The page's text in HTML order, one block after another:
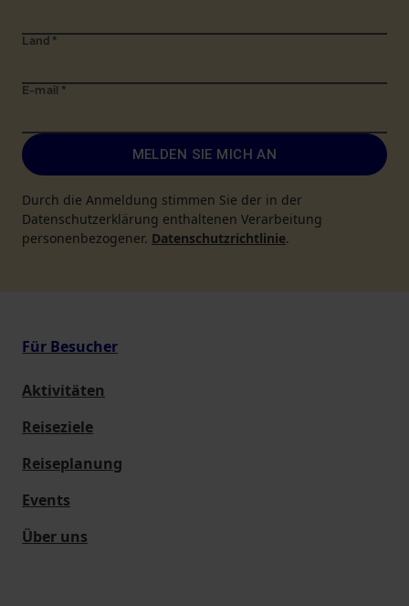
Land *
E-mail *
MELDEN SIE MICH AN
Durch die Anmeldung stimmen Sie der in der
Datenschutzerklärung enthaltenen Verarbeitung
personenbezogener. Datenschutzrichtlinie.
Für Besucher
Aktivitäten
Reiseziele
Reiseplanung
Events
Über uns